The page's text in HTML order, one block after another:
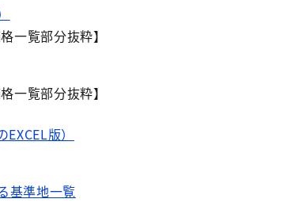
一覧部分抜粋】
一覧部分抜粋】
版）
基準地一覧